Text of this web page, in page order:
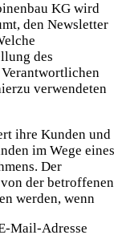
KG wird
den Newsletter
des
verwendeten
ihre Kunden und
im Wege eines
Der
der betroffenen
werden, wenn
Mail-Adresse